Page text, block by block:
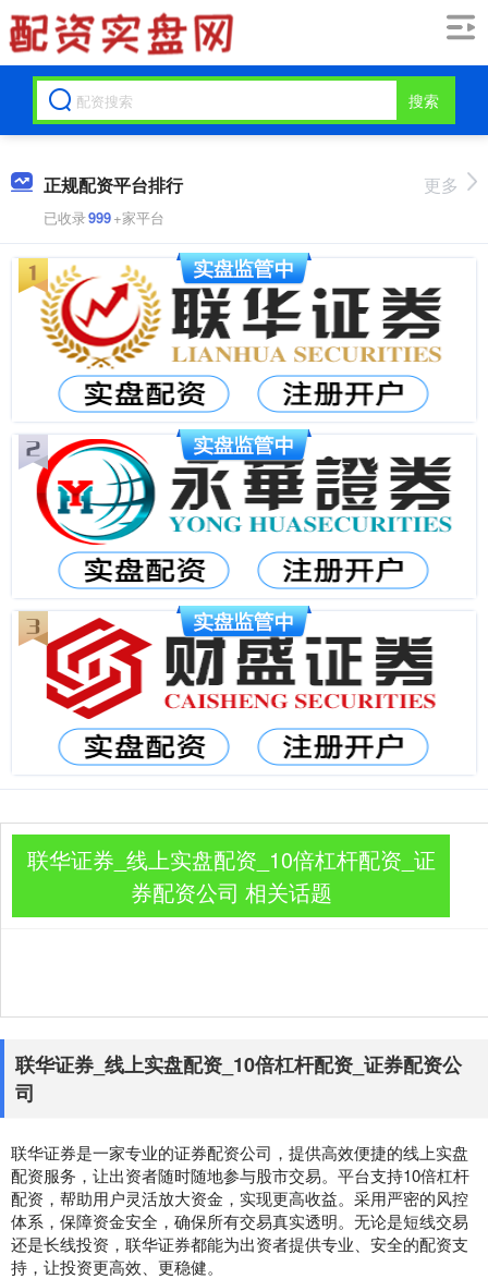
搜索
正规配资平台排行
已收录999+家平台
更多
联华证券_线上实盘配资_10倍杠杆配资_证
券配资公司 相关话题
联华证券_线上实盘配资_10倍杠杆配资_证券配资公
司
联华证券是一家专业的证券配资公司，提供高效便捷的线上实盘
配资服务，让出资者随时随地参与股市交易。平台支持10倍杠杆
配资，帮助用户灵活放大资金，实现更高收益。采用严密的风控
体系，保障资金安全，确保所有交易真实透明。无论是短线交易
还是长线投资，联华证券都能为出资者提供专业、安全的配资支
持，让投资更高效、更稳健。